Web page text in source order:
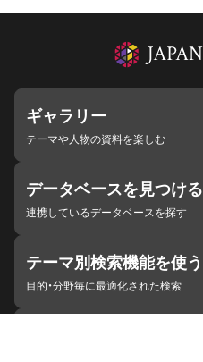
ギャラリー
テーマや人物の資料を楽しむ
データベースを見つける
連携しているデータベースを探す
テーマ別検索機能を使う
目的・分野毎に最適化された検索